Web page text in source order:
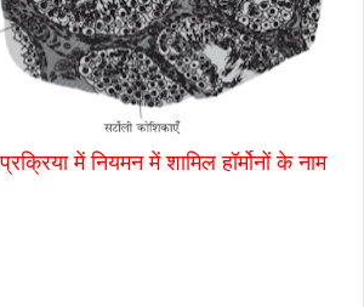
में नियमन में शामिल हॉर्मोनों के नाम